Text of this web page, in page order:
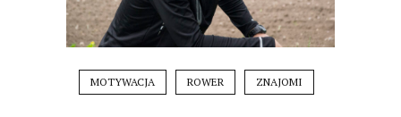
MOTYWACJA ROWER ZNAJOMI